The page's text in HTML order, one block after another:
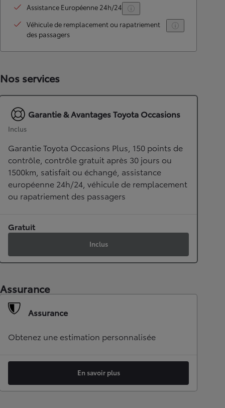
Assistance Européenne 24h/24
Véhicule de remplacement ou rapatriement
des passagers
Nos services
Garantie & Avantages Toyota Occasions
Inclus
Garantie Toyota Occasions Plus, 150 points de
contrôle, contrôle gratuit après 30 jours ou
1500km, satisfait ou échangé, assistance
européenne 24h/24, véhicule de remplacement
ou rapatriement des passagers
Gratuit
Inclus
Assurance
Assurance
Obtenez une estimation personnalisée
En savoir plus